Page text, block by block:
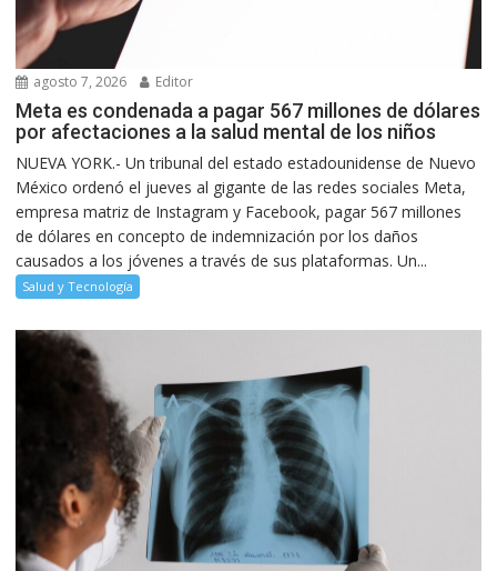
agosto 7, 2026 Editor
Meta es condenada a pagar 567 millones de dólares
por afectaciones a la salud mental de los niños
NUEVA YORK.- Un tribunal del estado estadounidense de Nuevo
México ordenó el jueves al gigante de las redes sociales Meta,
empresa matriz de Instagram y Facebook, pagar 567 millones
de dólares en concepto de indemnización por los daños
causados a los jóvenes a través de sus plataformas. Un...
Salud y Tecnología